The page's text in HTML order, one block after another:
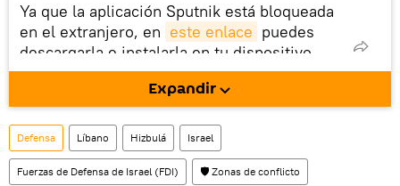
Ya que la aplicación Sputnik está bloqueada
en el extranjero, en este enlace puedes
descargarla e instalarla en tu dispositivo
móvil (¡solo para Android!).
También tenemos una cuenta en la red
social rusa VK .
Expandir
Defensa Líbano Hizbulá Israel
Fuerzas de Defensa de Israel (FDI) 🛡️ Zonas de conflicto